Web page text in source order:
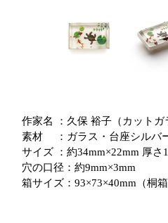
作家名 ：久保 裕子（カットガ
素材 ：ガラス・台座シルバ
サイズ ：約34mm×22mm 厚さ
穴の口径：約9mm×3mm
箱サイズ：93×73×40mm（桐